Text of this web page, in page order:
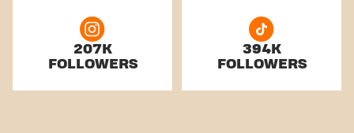
207K
FOLLOWERS
394K
FOLLOWERS